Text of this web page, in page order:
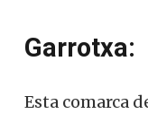
Garrotxa:
Esta comarca